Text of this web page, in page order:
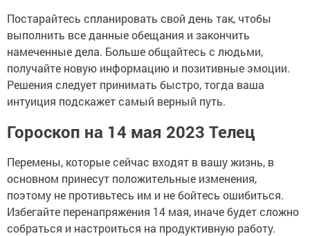
Постарайтесь спланировать свой день так, чтобы
выполнить все данные обещания и закончить
намеченные дела. Больше общайтесь с людьми,
получайте новую информацию и позитивные эмоции.
Решения следует принимать быстро, тогда ваша
интуиция подскажет самый верный путь.
Гороскоп на 14 мая 2023 Телец
Перемены, которые сейчас входят в вашу жизнь, в
основном принесут положительные изменения,
поэтому не противьтесь им и не бойтесь ошибиться.
Избегайте перенапряжения 14 мая, иначе будет сложно
собраться и настроиться на продуктивную работу.